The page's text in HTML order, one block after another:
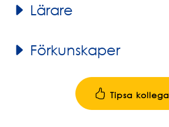
Lärare
Förkunskaper
Tipsa kollega